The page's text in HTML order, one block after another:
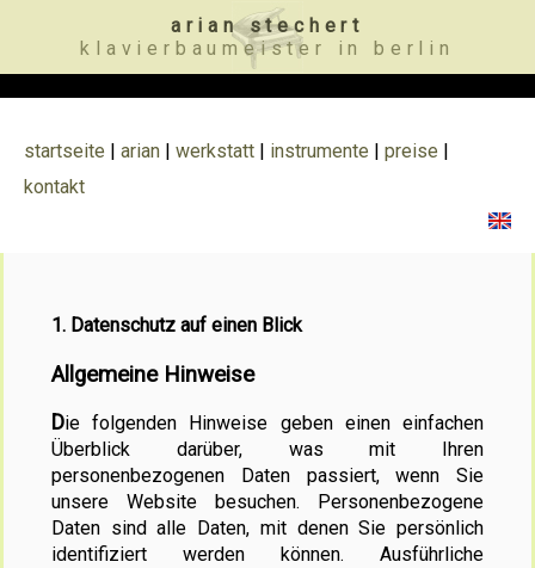
arian stechert
klavierbaumeister in berlin
startseite | arian | werkstatt | instrumente | preise |
kontakt
1. Datenschutz auf einen Blick
Allgemeine Hinweise
Die folgenden Hinweise geben einen einfachen
Überblick darüber, was mit Ihren
personenbezogenen Daten passiert, wenn Sie
unsere Website besuchen. Personenbezogene
Daten sind alle Daten, mit denen Sie persönlich
identifiziert werden können. Ausführliche